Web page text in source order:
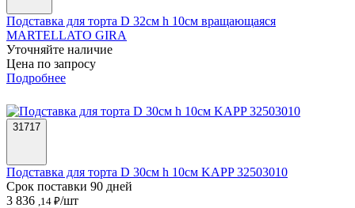
Подставка для торта D 32см h 10см вращающаяся
MARTELLATO GIRA
Уточняйте наличие
Цена по запросу
Подробнее
31717
Подставка для торта D 30см h 10см KAPP 32503010
Срок поставки 90 дней
3 836 ,14 ₽/шт